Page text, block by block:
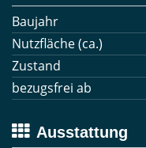
Baujahr
Nutzfläche (ca.)
Zustand
bezugsfrei ab
Ausstattung